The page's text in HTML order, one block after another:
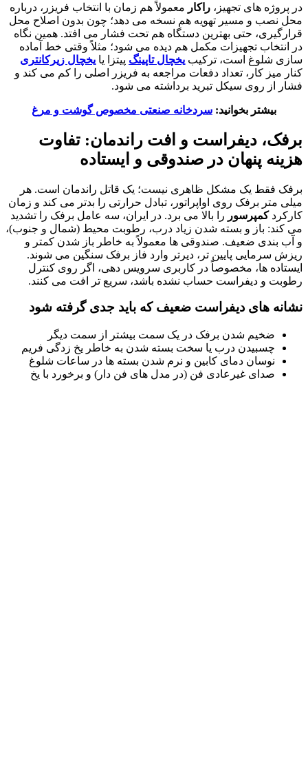
در پروژه های تجهیز، راکار معمولاً هم زمان با انتخاب فریزر، درباره
محل نصب و مسیر تهویه هم نسخه می دهد؛ چون بدون اصلاح محل
قرارگیری، حتی بهترین دستگاه هم تحت فشار می افتد. همین نگاه
در انتخاب تجهیزات مکمل هم دیده می شود؛ مثلاً وقتی خط آماده
سازی شلوغ است، ترکیب یخچال تاپینگ پیتزا یا یخچال زیرکانتری
کنار میز کار، تعداد دفعات مراجعه به فریزر اصلی را کم می کند و
فشار از روی سیکل تبرید برداشته می شود.
بیشتر بخوانید: سردخانه صنعتی مخصوص گوشت و مرغ
برفک، دیفراست و افت راندمان: تفاوت
هزینه پنهان در صندوقی و ایستاده
برفک فقط یک مشکل ظاهری نیست؛ یک قاتل راندمان است. هر
میلی متر برفک روی اواپراتور، تبادل حرارتی را بدتر می کند و زمان
کارکردکمپرسور را بالا می برد. در ایران، سه عامل برفک را تشدید
می کند: باز و بسته شدن زیاد درب، رطوبت محیط (شمال و جنوب)،
و آب بندی ضعیف. صندوقی ها معمولاً به خاطر باز شدن کمتر و
ریزش سرمایی پایین تر، دیرتر وارد فاز برفک سنگین می شوند.
ایستاده ها، مخصوصاً در کاربری سرویس دهی، اگر روی کنترل
رطوبت و دیفراست حساب نشده باشد، سریع تر افت می کنند.
نشانه های دیفراست ضعیف که باید جدی گرفته شود
ضخیم شدن برفک در یک سمت بیشتر از سمت دیگر
چسبیدن درب یا سخت بسته شدن به خاطر یخ زدگی فریم
نوسان دمای کابین و نرم شدن بسته ها در ساعات شلوغ
صدای غیرعادی فن (در مدل های فن دار) و برخورد با یخ